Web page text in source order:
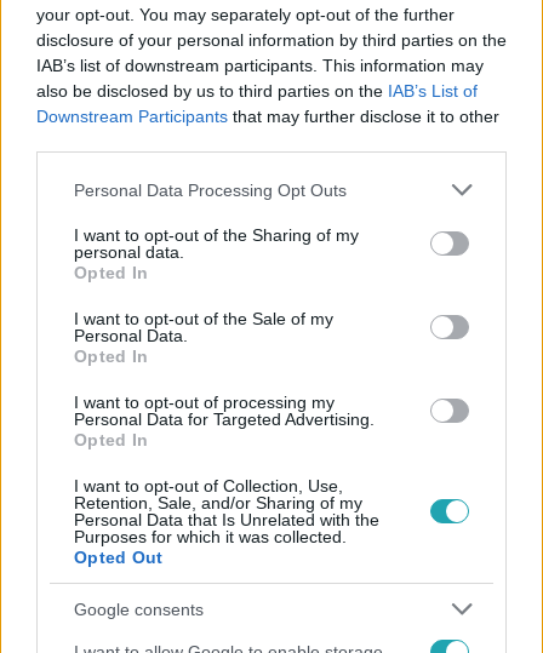
your opt-out. You may separately opt-out of the further
disclosure of your personal information by third parties on the
IAB’s list of downstream participants. This information may
also be disclosed by us to third parties on the IAB’s List of
Downstream Participants that may further disclose it to other
Please note that this website/app uses one or more Google
not limited to your visit or usage behaviour. You may click to
grant or deny consent to Google and its third-party tags to
use your data for below specified purposes in below Google
consent section.
Personal Data Processing Opt Outs
I want to opt-out of the Sharing of my
personal data.
Opted In
I want to opt-out of the Sale of my
Personal Data.
Opted In
I want to opt-out of processing my
Personal Data for Targeted Advertising.
Opted In
I want to opt-out of Collection, Use,
Retention, Sale, and/or Sharing of my
Personal Data that Is Unrelated with the
Purposes for which it was collected.
Opted Out
Google consents
#FORT BOYARD - AZ ERŐD #RTL #VIDEÓ